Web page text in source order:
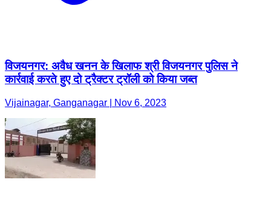
विजयनगर: अवैध खनन के खिलाफ श्री विजयनगर पुलिस ने
कार्रवाई करते हुए दो ट्रैक्टर ट्रॉली को किया जब्त
Vijainagar, Ganganagar | Nov 6, 2023